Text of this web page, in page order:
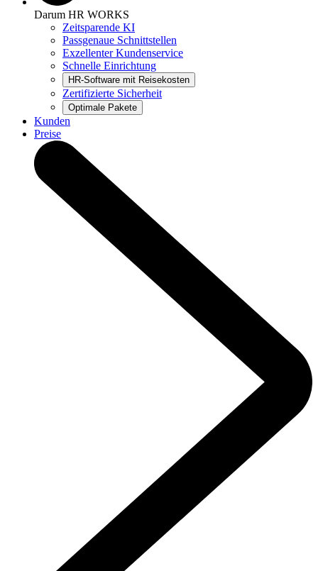
Darum HR WORKS
Zeitsparende KI
Passgenaue Schnittstellen
Exzellenter Kundenservice
Schnelle Einrichtung
Zertifizierte Sicherheit
Kunden
Preise